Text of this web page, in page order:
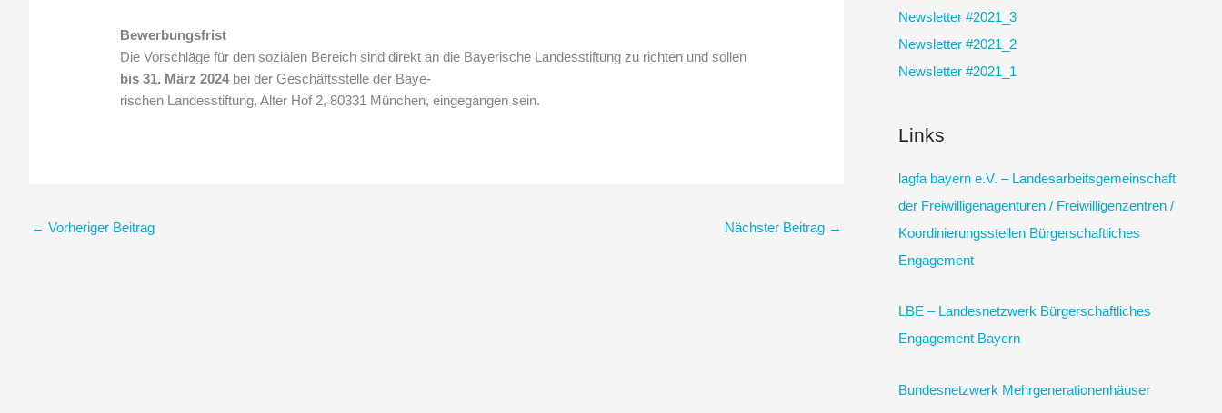
Bewerbungsfrist
Die Vorschläge für den sozialen Bereich sind direkt an die Bayerische Landesstiftung zu richten und sollen
bis 31. März 2024bei der Geschäftsstelle der Baye-
rischen Landesstiftung, Alter Hof 2, 80331 München, eingegangen sein.
← Vorheriger Beitrag Nächster Beitrag →
Newsletter #2021_3
Newsletter #2021_2
Newsletter #2021_1
Links
lagfa bayern e.V. – Landesarbeitsgemeinschaft
der Freiwilligenagenturen / Freiwilligenzentren /
Koordinierungsstellen Bürgerschaftliches
Engagement
LBE – Landesnetzwerk Bürgerschaftliches
Engagement Bayern
Bundesnetzwerk Mehrgenerationenhäuser